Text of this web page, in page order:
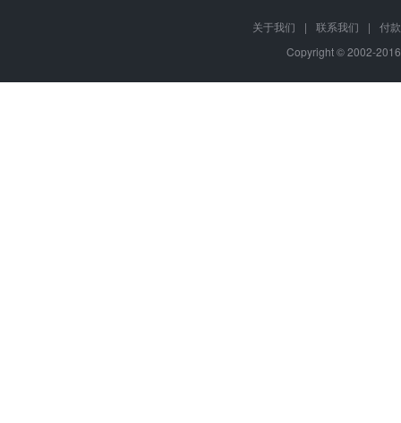
关于我们 | 联系我们 |
付
Copyright © 2002-